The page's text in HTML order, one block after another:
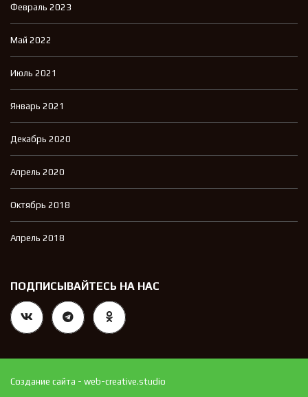
Февраль 2023
Май 2022
Июль 2021
Январь 2021
Декабрь 2020
Апрель 2020
Октябрь 2018
Апрель 2018
ПОДПИСЫВАЙТЕСЬ НА НАС
Создание сайта - web-creative.studio